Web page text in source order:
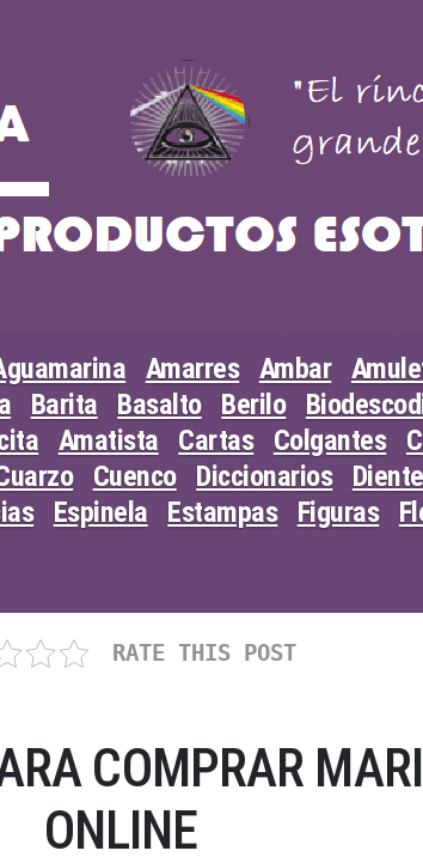
Amarres Ambar
Barita Basalto Berilo
Amatista Cartas Colgantes
Cuenco Diccionarios
Espinela Estampas Figuras
RATE THIS POST
COMPRAR
ONLINE